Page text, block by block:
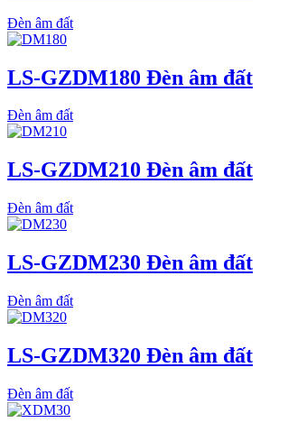
Đèn âm đất
LS-GZDM180 Đèn âm đất
Đèn âm đất
LS-GZDM210 Đèn âm đất
Đèn âm đất
LS-GZDM230 Đèn âm đất
Đèn âm đất
LS-GZDM320 Đèn âm đất
Đèn âm đất